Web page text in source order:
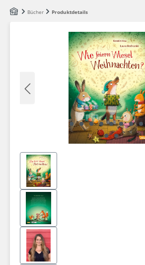
Zum Hauptinhalt springen
Bücher Produktdetails